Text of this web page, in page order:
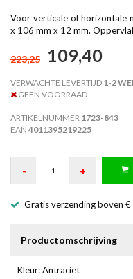
Voor verticale of horizontale
x 106 mm x 12 mm.
223,25 109,40
VERWACHTE LEVERTIJD 1-2
GEEN VOORRAAD
ARTIKELNUMMER 1723-843
EAN 4011395219225
- +
Gratis verzending boven €
Productomschrijving
Kleur: Antraciet